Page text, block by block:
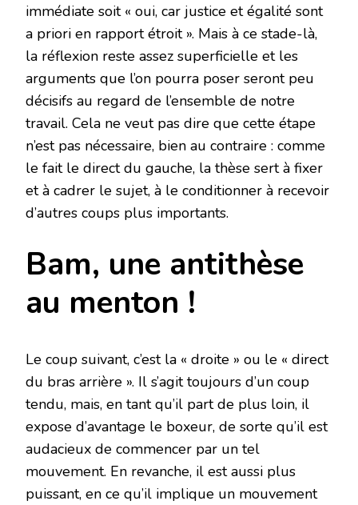
immédiate soit « oui, car justice et égalité sont
a priori en rapport étroit ». Mais à ce stade-là,
la réflexion reste assez superficielle et les
arguments que l’on pourra poser seront peu
décisifs au regard de l’ensemble de notre
travail. Cela ne veut pas dire que cette étape
n’est pas nécessaire, bien au contraire : comme
le fait le direct du gauche, la thèse sert à fixer
et à cadrer le sujet, à le conditionner à recevoir
d’autres coups plus importants.
Bam, une antithèse
au menton !
Le coup suivant, c’est la « droite » ou le « direct
du bras arrière ». Il s’agit toujours d’un coup
tendu, mais, en tant qu’il part de plus loin, il
expose d’avantage le boxeur, de sorte qu’il est
audacieux de commencer par un tel
mouvement. En revanche, il est aussi plus
puissant, en ce qu’il implique un mouvement